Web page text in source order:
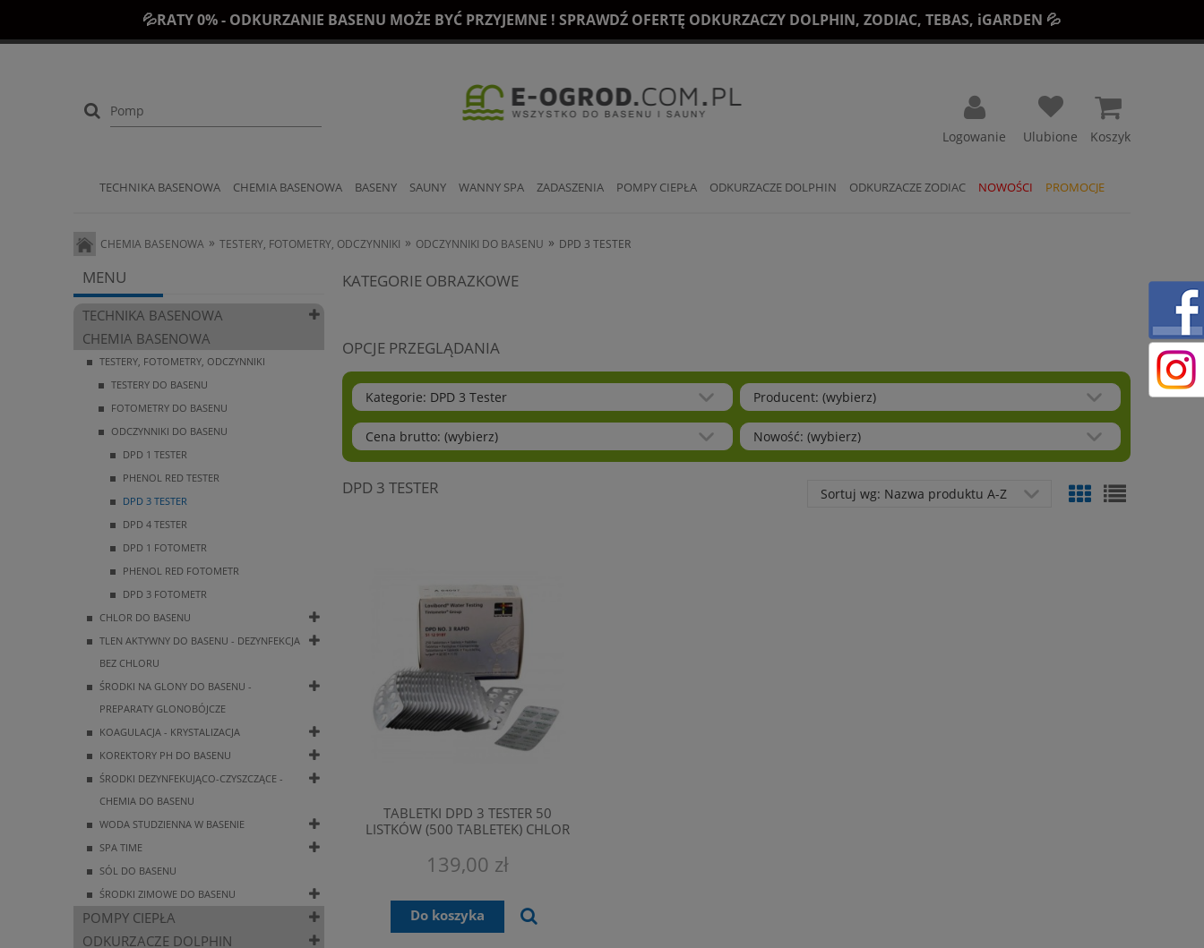
💦RATY 0% - ODKURZANIE BASENU MOŻE BYĆ PRZYJEMNE ! SPRAWDŹ OFERTĘ ODKURZACZY DOLPHIN, ZODIAC, TEBAS, iGARDEN 💦
Koszyk
TECHNIKA BASENOWA CHEMIA BASENOWA BASENY SAUNY WANNY SPA ZADASZENIA POMPY CIEPŁA ODKURZACZE DOLPHIN ODKURZACZE ZODIAC NOWOŚCI PROMOCJE
CHEMIA BASENOWA » TESTERY, FOTOMETRY, ODCZYNNIKI » ODCZYNNIKI DO BASENU » DPD 3 TESTER
MENU
TECHNIKA BASENOWA
CHEMIA BASENOWA
TESTERY, FOTOMETRY, ODCZYNNIKI
TESTERY DO BASENU
FOTOMETRY DO BASENU
ODCZYNNIKI DO BASENU
DPD 1 TESTER
PHENOL RED TESTER
DPD 3 TESTER
DPD 4 TESTER
DPD 1 FOTOMETR
PHENOL RED FOTOMETR
DPD 3 FOTOMETR
CHLOR DO BASENU
TLEN AKTYWNY DO BASENU - DEZYNFEKCJA
BEZ CHLORU
ŚRODKI NA GLONY DO BASENU -
PREPARATY GLONOBÓJCZE
KOAGULACJA - KRYSTALIZACJA
KOREKTORY PH DO BASENU
ŚRODKI DEZYNFEKUJĄCO-CZYSZCZĄCE -
CHEMIA DO BASENU
WODA STUDZIENNA W BASENIE
SPA TIME
SÓL DO BASENU
ŚRODKI ZIMOWE DO BASENU
POMPY CIEPŁA
ODKURZACZE DOLPHIN
KATEGORIE OBRAZKOWE
OPCJE PRZEGLĄDANIA
Kategorie: DPD 3 Tester Producent: (wybierz)
Cena brutto: (wybierz) Nowość: (wybierz)
DPD 3 TESTER Sortuj wg: Nazwa produktu A-Z
TABLETKI DPD 3 TESTER 50
LISTKÓW (500 TABLETEK) CHLOR
139,00 zł
Do koszyka